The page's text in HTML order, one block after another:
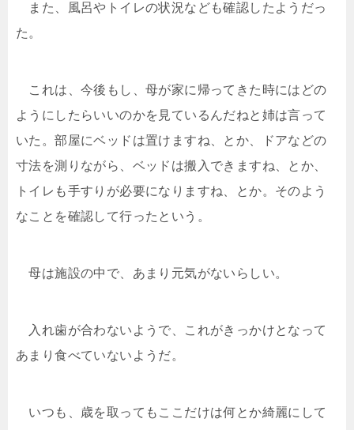
また、風呂やトイレの状況なども確認したようだっ
た。
これは、今後もし、母が家に帰ってきた時にはどの
ようにしたらいいのかを見ているんだねと姉は言って
いた。部屋にベッドは置けますね、とか、ドアなどの
寸法を測りながら、ベッドは搬入できますね、とか、
トイレも手すりが必要になりますね、とか。そのよう
なことを確認して行ったという。
母は施設の中で、あまり元気がないらしい。
入れ歯が合わないようで、これがきっかけとなって
あまり食べていないようだ。
いつも、歳を取ってもここだけは何とか綺麗にして